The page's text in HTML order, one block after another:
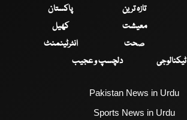
تازہ ترین
پاکستان
معیشت
کھیل
صحت
انٹرٹینمنٹ
ٹیکنالوجی
دلچسپ و عجیب
Pakistan News in Urdu
Sports News in Urdu